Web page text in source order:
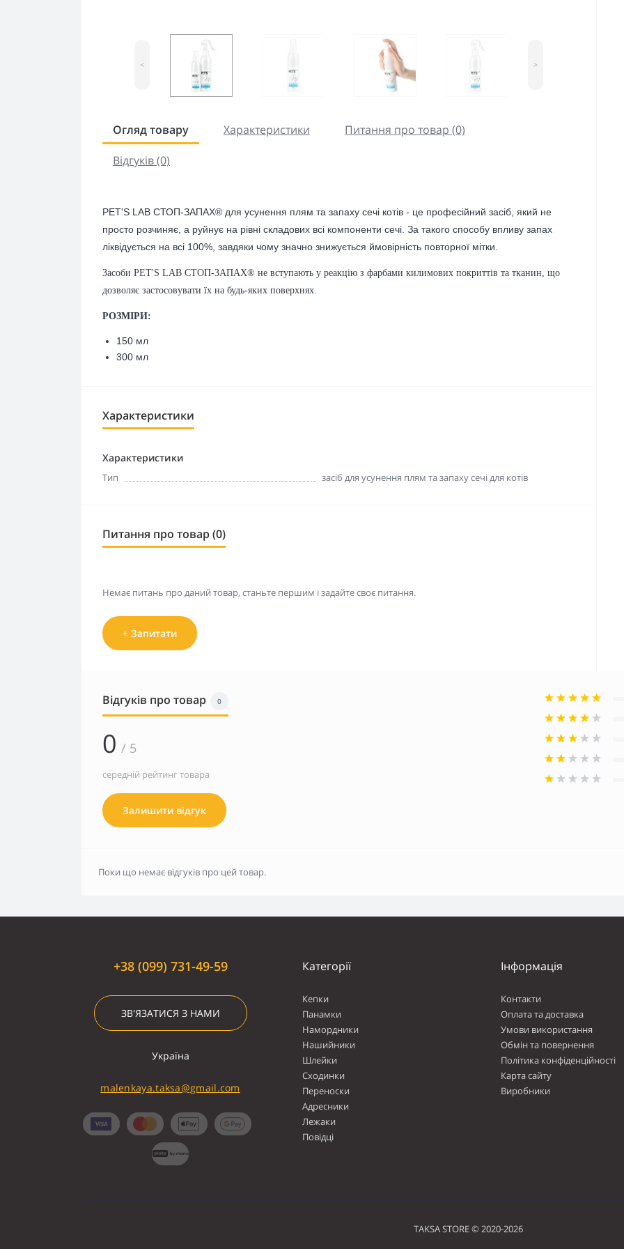
< >
Огляд товару Характеристики
Питання про товар (0)
Відгуків (0)
PET'S LAB СТОП-ЗАПАХ® для усунення плям та запаху сечі котів - це професійний засіб, який не
просто розчиняє, а руйнує на рівні складових всі компоненти сечі. За такого способу впливу запах
ліквідується на всі 100%, завдяки чому значно знижується ймовірність повторної мітки.
Засоби PET'S LAB СТОП-ЗАПАХ® не вступають у реакцію з фарбами килимових покриттів та тканин, що
дозволяє застосовувати їх на будь-яких поверхнях.
РОЗМІРИ:
150 мл
300 мл
Характеристики
Характеристики
Тип засіб для усунення плям та запаху сечі для котів
Питання про товар (0)
Немає питань про даний товар, станьте першим і задайте своє питання.
+ Запитати
Відгуків про товар 0
0 / 5
середній рейтинг товара
Залишити відгук
Поки що немає відгуків про цей товар.
+38 (099) 731-49-59
ЗВ'ЯЗАТИСЯ З НАМИ
Україна
malenkaya.taksa@gmail.com
Категорії
Кепки
Панамки
Намордники
Нашийники
Шлейки
Сходинки
Переноски
Адресники
Лежаки
Повідці
Інформація
Контакти
Оплата та доставка
Умови використання
Обмін та повернення
Політика конфіденційності
Карта сайту
Виробники
TAKSA STORE © 2020-2026